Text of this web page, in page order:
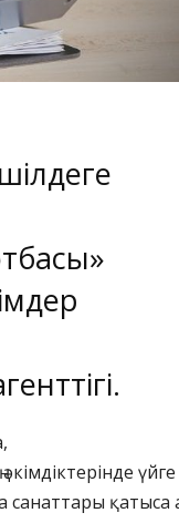
үйге
санаттары қатыса